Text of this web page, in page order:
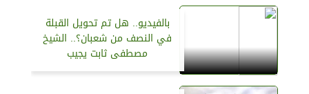
بالفيديو.. هل تم تحويل القبلة
في النصف من شعبان؟.. الشيخ
مصطفى ثابت يجيب